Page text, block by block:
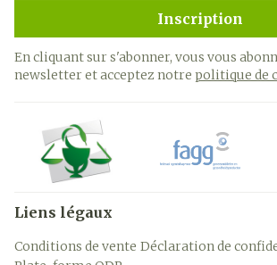
Inscription
En cliquant sur s'abonner, vous vous
newsletter et acceptez notre politique de
Liens légaux
Conditions de vente Déclaration de